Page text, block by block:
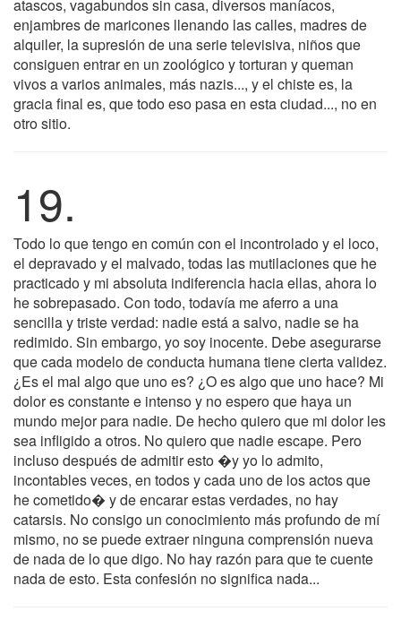
atascos, vagabundos sin casa, diversos maníacos,
enjambres de maricones llenando las calles, madres de
alquiler, la supresión de una serie televisiva, niños que
consiguen entrar en un zoológico y torturan y queman
vivos a varios animales, más nazis..., y el chiste es, la
gracia final es, que todo eso pasa en esta ciudad..., no en
otro sitio.
19.
Todo lo que tengo en común con el incontrolado y el loco,
el depravado y el malvado, todas las mutilaciones que he
practicado y mi absoluta indiferencia hacia ellas, ahora lo
he sobrepasado. Con todo, todavía me aferro a una
sencilla y triste verdad: nadie está a salvo, nadie se ha
redimido. Sin embargo, yo soy inocente. Debe asegurarse
que cada modelo de conducta humana tiene cierta validez.
¿Es el mal algo que uno es? ¿O es algo que uno hace? Mi
dolor es constante e intenso y no espero que haya un
mundo mejor para nadie. De hecho quiero que mi dolor les
sea infligido a otros. No quiero que nadie escape. Pero
incluso después de admitir esto �y yo lo admito,
incontables veces, en todos y cada uno de los actos que
he cometido� y de encarar estas verdades, no hay
catarsis. No consigo un conocimiento más profundo de mí
mismo, no se puede extraer ninguna comprensión nueva
de nada de lo que digo. No hay razón para que te cuente
nada de esto. Esta confesión no significa nada...